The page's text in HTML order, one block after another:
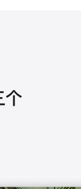
个